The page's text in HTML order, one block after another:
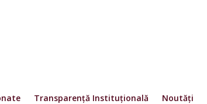
Transparență Instituțională Noutăți